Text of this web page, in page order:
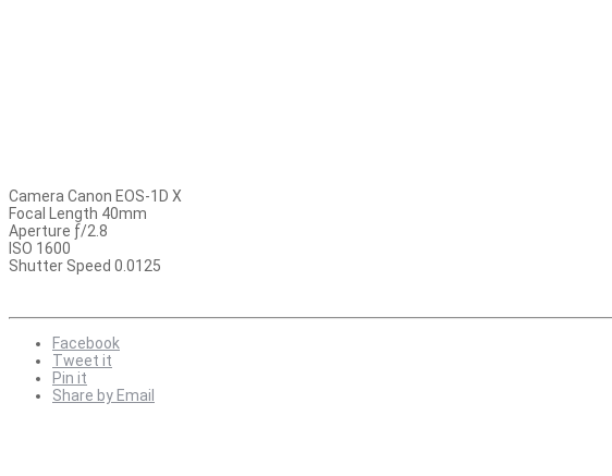
Camera Canon EOS-1D X
Focal Length 40mm
Aperture ƒ/2.8
ISO 1600
Shutter Speed 0.0125
Facebook
Tweet it
Pin it
Share by Email